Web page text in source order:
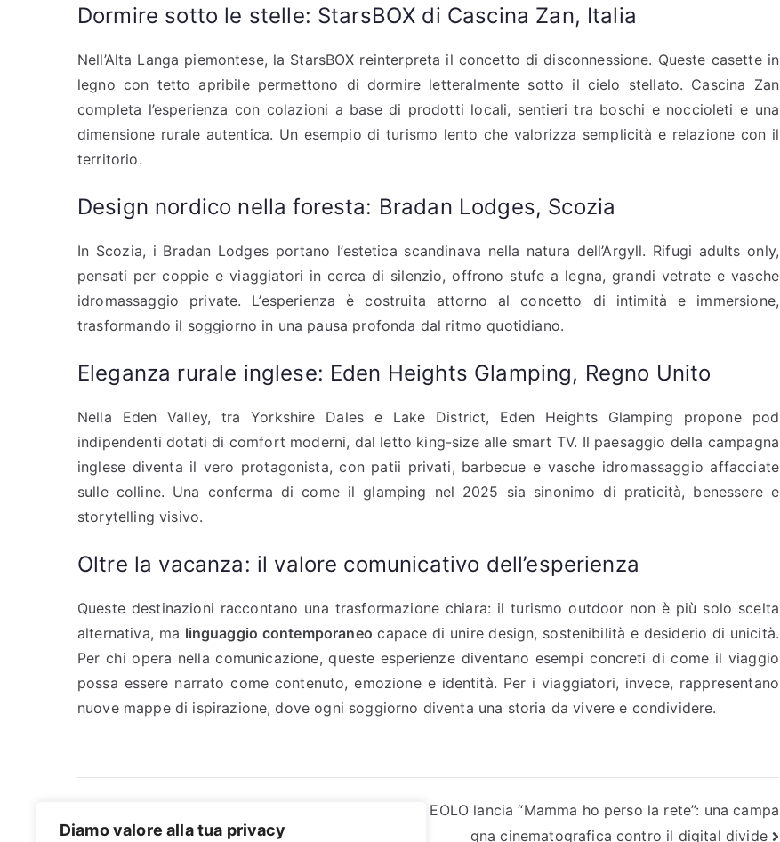
Diamo valore alla tua privacy
Dormire sotto le stelle: StarsBOX di Cascina Zan, Italia
Nell’Alta Langa piemontese, la StarsBOX reinterpreta il concetto di disconnessione. Queste casette in
legno con tetto apribile permettono di dormire letteralmente sotto il cielo stellato. Cascina Zan
completa l’esperienza con colazioni a base di prodotti locali, sentieri tra boschi e noccioleti e una
dimensione rurale autentica. Un esempio di turismo lento che valorizza semplicità e relazione con il
territorio.
Design nordico nella foresta: Bradan Lodges, Scozia
In Scozia, i Bradan Lodges portano l’estetica scandinava nella natura dell’Argyll. Rifugi adults only,
pensati per coppie e viaggiatori in cerca di silenzio, offrono stufe a legna, grandi vetrate e vasche
idromassaggio private. L’esperienza è costruita attorno al concetto di intimità e immersione,
trasformando il soggiorno in una pausa profonda dal ritmo quotidiano.
Eleganza rurale inglese: Eden Heights Glamping, Regno Unito
Nella Eden Valley, tra Yorkshire Dales e Lake District, Eden Heights Glamping propone pod
indipendenti dotati di comfort moderni, dal letto king-size alle smart TV. Il paesaggio della campagna
inglese diventa il vero protagonista, con patii privati, barbecue e vasche idromassaggio affacciate
sulle colline. Una conferma di come il glamping nel 2025 sia sinonimo di praticità, benessere e
storytelling visivo.
Oltre la vacanza: il valore comunicativo dell’esperienza
Queste destinazioni raccontano una trasformazione chiara: il turismo outdoor non è più solo scelta
alternativa, ma linguaggio contemporaneo capace di unire design, sostenibilità e desiderio di unicità.
Per chi opera nella comunicazione, queste esperienze diventano esempi concreti di come il viaggio
possa essere narrato come contenuto, emozione e identità. Per i viaggiatori, invece, rappresentano
nuove mappe di ispirazione, dove ogni soggiorno diventa una storia da vivere e condividere.
Bulletin 2025 di Kaspersky
EOLO lancia “Mamma ho perso la rete”: una campa
gna cinematografica contro il digital divide